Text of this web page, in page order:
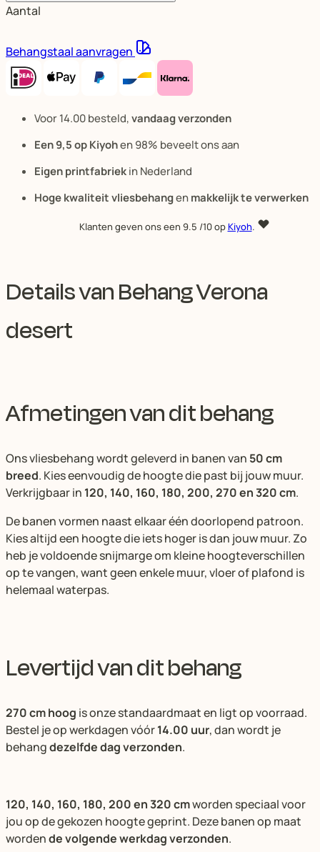
Aantal
Behangstaal aanvragen
Voor 14.00 besteld,vandaag verzonden
Een 9,5 op Kiyohen 98% beveelt ons aan
Eigen printfabriekin Nederland
Hoge kwaliteit vliesbehangenmakkelijk te verwerken
Klanten geven ons een 9.5 /10 opKiyoh.
Details van Behang Verona
desert
Afmetingen van dit behang
Ons vliesbehang wordt geleverd in banen van 50 cm
breed. Kies eenvoudig de hoogte die past bij jouw muur.
Verkrijgbaar in 120, 140, 160, 180, 200, 270 en 320 cm.
De banen vormen naast elkaar één doorlopend patroon.
Kies altijd een hoogte die iets hoger is dan jouw muur. Zo
heb je voldoende snijmarge om kleine hoogteverschillen
op te vangen, want geen enkele muur, vloer of plafond is
helemaal waterpas.
Levertijd van dit behang
270 cm hoog is onze standaardmaat en ligt op voorraad.
Bestel je op werkdagen vóór14.00 uur, dan wordt je
behangdezelfde dag verzonden.
120, 140, 160, 180, 200 en 320 cmworden speciaal voor
jou op de gekozen hoogte geprint. Deze banen op maat
wordende volgende werkdag verzonden.